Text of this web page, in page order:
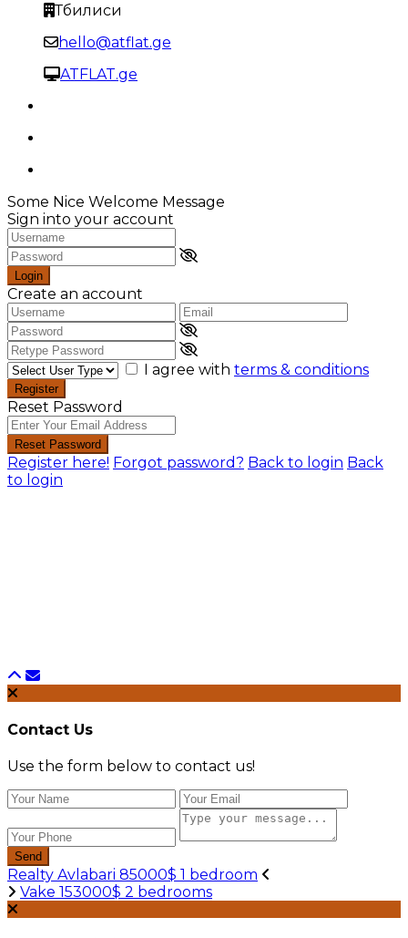
Тбилиси
hello@atflat.ge
ATFLAT.ge
Some Nice Welcome Message
Sign into your account
Login
Create an account
I agree with terms & conditions
Register
Reset Password
Reset Password
Register here! Forgot password? Back to login Back
to login
Contact Us
Use the form below to contact us!
Send
Realty Avlabari 85000$ 1 bedroom
Vake 153000$ 2 bedrooms